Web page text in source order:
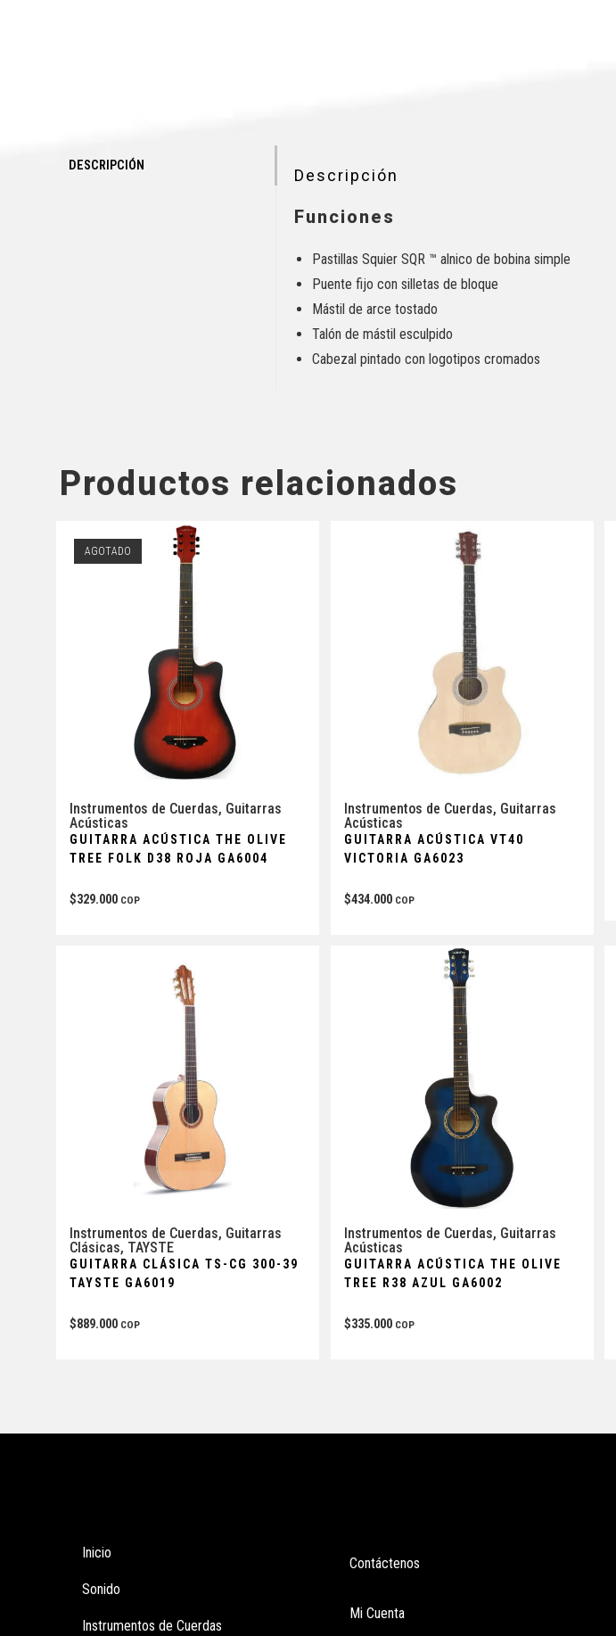
DESCRIPCIÓN
Descripción
Funciones
Pastillas Squier SQR ™ alnico de bobina simple
Puente fijo con silletas de bloque
Mástil de arce tostado
Talón de mástil esculpido
Cabezal pintado con logotipos cromados
Productos relacionados
AGOTADO
Instrumentos de Cuerdas, Guitarras
Acústicas
GUITARRA ACÚSTICA THE OLIVE
TREE FOLK D38 ROJA GA6004
$329.000 COP
Instrumentos de Cuerdas, Guitarras
Acústicas
GUITARRA ACÚSTICA VT40
VICTORIA GA6023
$434.000 COP
Instrumentos de Cuerdas, Guitarras
Clásicas, TAYSTE
GUITARRA CLÁSICA TS-CG 300-39
TAYSTE GA6019
$889.000 COP
Instrumentos de Cuerdas, Guitarras
Acústicas
GUITARRA ACÚSTICA THE OLIVE
TREE R38 AZUL GA6002
$335.000 COP
Inicio
Sonido
Instrumentos de Cuerdas
Contáctenos
Mi Cuenta